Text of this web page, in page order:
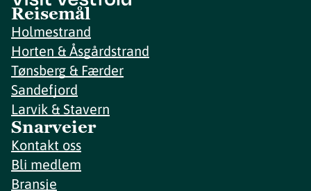
Reisemål
Holmestrand
Horten & Åsgårdstrand
Tønsberg & Færder
Sandefjord
Larvik & Stavern
Snarveier
Kontakt oss
Bli medlem
Bransje